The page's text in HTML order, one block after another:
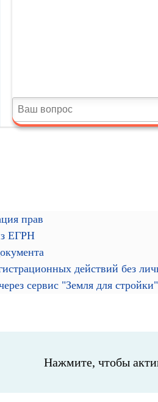
прав
ЕГРН
действий без
сервис "Земля для стройки"
Нажмите, чтобы